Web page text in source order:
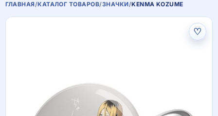
ГЛАВНАЯ/КАТАЛОГ ТОВАРОВ/ЗНАЧКИ/KENMA KOZUME
♡